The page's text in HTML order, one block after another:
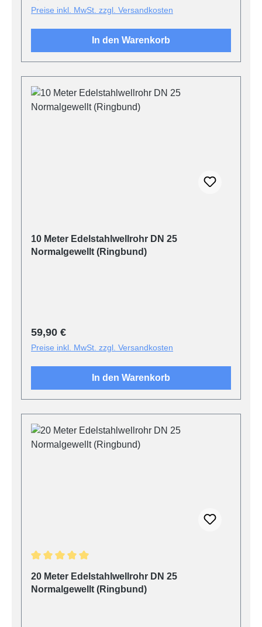
Preise inkl. MwSt. zzgl. Versandkosten
In den Warenkorb
10 Meter Edelstahlwellrohr DN 25
Normalgewellt (Ringbund)
Regulärer Preis:
59,90 €
Preise inkl. MwSt. zzgl. Versandkosten
In den Warenkorb
20 Meter Edelstahlwellrohr DN 25
Normalgewellt (Ringbund)